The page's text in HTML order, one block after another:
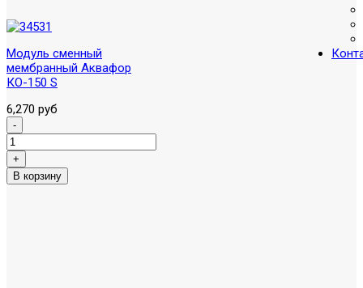
Модуль сменный
мембранный Аквафор
КО-150 S
6,270 руб